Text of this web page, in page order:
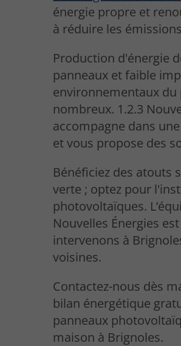
énergie propre et
à réduire les
Production d'énergie
panneaux et faible
environnementaux
nombreux. 1.2.3
accompagne dans
et vous propose des
Bénéficiez des atouts
verte ; optez pour
photovoltaïques.
Nouvelles Énergies
intervenons à
voisines.
Contactez-nous dès
bilan énergétique
panneaux
maison à Brignoles.